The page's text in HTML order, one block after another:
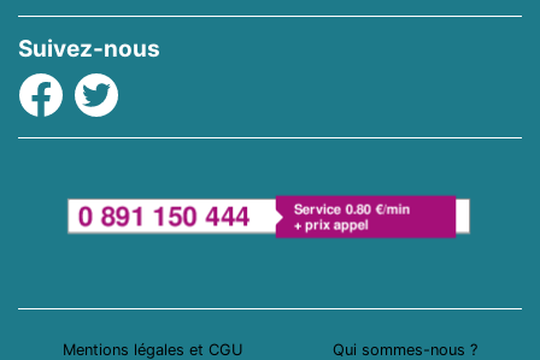
Suivez-nous
Facebook
Twitter
Mentions légales et CGU Qui sommes-nous ?